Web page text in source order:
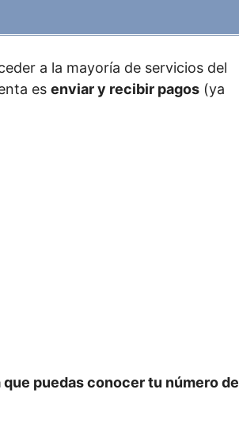
a la mayoría de servicios del
es enviar y recibir pagos(ya
puedas conocer tu número de